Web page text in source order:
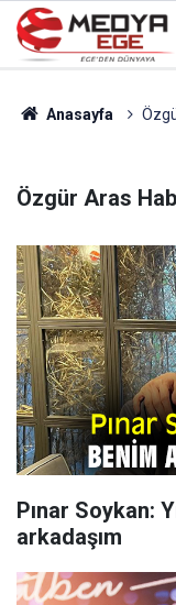
Anasayfa
Özgür Aras
Pınar Soykan:
arkadaşım